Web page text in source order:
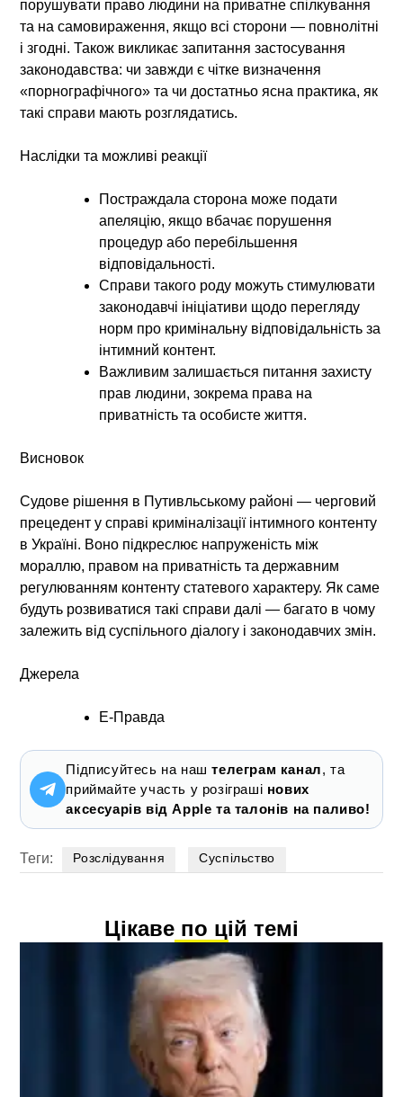
порушувати право людини на приватне спілкування
та на самовираження, якщо всі сторони — повнолітні
і згодні. Також викликає запитання застосування
законодавства: чи завжди є чітке визначення
«порнографічного» та чи достатньо ясна практика, як
такі справи мають розглядатись.
Наслідки та можливі реакції
Постраждала сторона може подати
апеляцію, якщо вбачає порушення
процедур або перебільшення
відповідальності.
Справи такого роду можуть стимулювати
законодавчі ініціативи щодо перегляду
норм про кримінальну відповідальність за
інтимний контент.
Важливим залишається питання захисту
прав людини, зокрема права на
приватність та особисте життя.
Висновок
Судове рішення в Путивльському районі — черговий
прецедент у справі криміналізації інтимного контенту
в Україні. Воно підкреслює напруженість між
мораллю, правом на приватність та державним
регулюванням контенту статевого характеру. Як саме
будуть розвиватися такі справи далі — багато в чому
залежить від суспільного діалогу і законодавчих змін.
Джерела
Е-Правда
Підписуйтесь на наштелеграм канал, та
приймайте участь у розіграші нових
аксесуарів від Apple та талонів на паливо!
Теги: Розслідування Суспільство
Цікаве по цій темі